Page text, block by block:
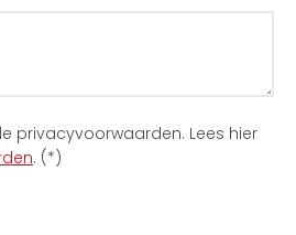
privacyvoorwaarden. Lees hier
. (*)